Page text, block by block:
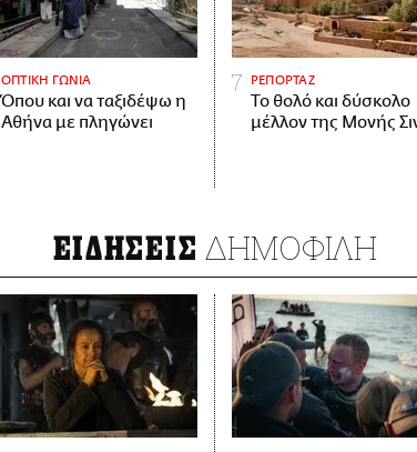
ΟΠΤΙΚΗ ΓΩΝΙΑ
Όπου και να ταξιδέψω η
Αθήνα με πληγώνει
ΡΕΠΟΡΤΑΖ
Το θολό και δύσκολο
μέλλον της Μονής
ΕΙΔΗΣΕΙΣ ΔΗΜΟΦΙΛΗ